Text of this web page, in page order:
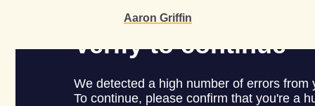
Aaron Griffin